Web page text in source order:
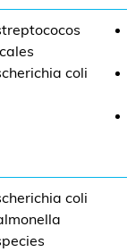
coli
coli